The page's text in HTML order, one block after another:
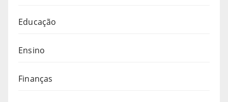
Educação
Ensino
Finanças